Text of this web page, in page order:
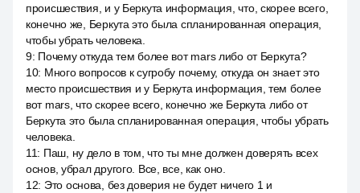
происшествия, и у Беркута информация, что, скорее всего,
конечно же, Беркута это была спланированная операция,
чтобы убрать человека.
9: Почему откуда тем более вот mars либо от Беркута?
10: Много вопросов к сугробу почему, откуда он знает это
место происшествия и у Беркута информация, тем более
вот mars, что скорее всего, конечно же Беркута либо от
Беркута это была спланированная операция, чтобы убрать
человека.
11: Паш, ну дело в том, что ты мне должен доверять всех
основ, убрал другого. Все, все, как оно.
12: Это основа, без доверия не будет ничего 1 и